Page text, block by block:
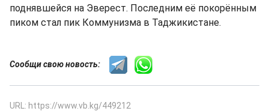
поднявшейся на Эверест. Последним её покорённым
пиком стал пик Коммунизма в Таджикистане.
Сообщи свою новость:
URL: https://www.vb.kg/449212